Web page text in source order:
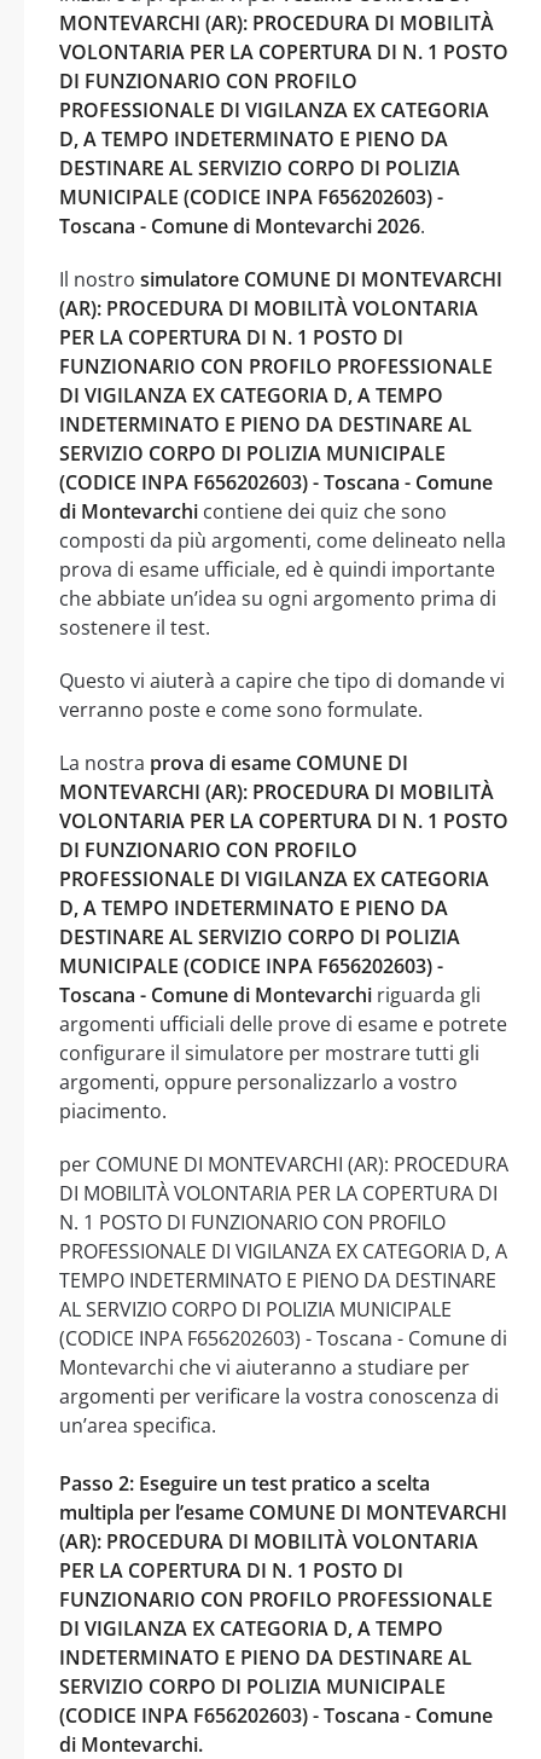
MONTEVARCHI (AR): PROCEDURA DI MOBILITÀ
VOLONTARIA PER LA COPERTURA DI N. 1 POSTO
DI FUNZIONARIO CON PROFILO
PROFESSIONALE DI VIGILANZA EX CATEGORIA
D, A TEMPO INDETERMINATO E PIENO DA
DESTINARE AL SERVIZIO CORPO DI POLIZIA
MUNICIPALE (CODICE INPA F656202603) -
Toscana - Comune di Montevarchi 2026.
Il nostro simulatore COMUNE DI MONTEVARCHI
(AR): PROCEDURA DI MOBILITÀ VOLONTARIA
PER LA COPERTURA DI N. 1 POSTO DI
FUNZIONARIO CON PROFILO PROFESSIONALE
DI VIGILANZA EX CATEGORIA D, A TEMPO
INDETERMINATO E PIENO DA DESTINARE AL
SERVIZIO CORPO DI POLIZIA MUNICIPALE
(CODICE INPA F656202603) - Toscana - Comune
di Montevarchi contiene dei quiz che sono
composti da più argomenti, come delineato nella
prova di esame ufficiale, ed è quindi importante
che abbiate un’idea su ogni argomento prima di
sostenere il test.
Questo vi aiuterà a capire che tipo di domande vi
verranno poste e come sono formulate.
La nostra prova di esame COMUNE DI
MONTEVARCHI (AR): PROCEDURA DI MOBILITÀ
VOLONTARIA PER LA COPERTURA DI N. 1 POSTO
DI FUNZIONARIO CON PROFILO
PROFESSIONALE DI VIGILANZA EX CATEGORIA
D, A TEMPO INDETERMINATO E PIENO DA
DESTINARE AL SERVIZIO CORPO DI POLIZIA
MUNICIPALE (CODICE INPA F656202603) -
Toscana - Comune di Montevarchi riguarda gli
argomenti ufficiali delle prove di esame e potrete
configurare il simulatore per mostrare tutti gli
argomenti, oppure personalizzarlo a vostro
piacimento.
per COMUNE DI MONTEVARCHI (AR): PROCEDURA
DI MOBILITÀ VOLONTARIA PER LA COPERTURA DI
N. 1 POSTO DI FUNZIONARIO CON PROFILO
PROFESSIONALE DI VIGILANZA EX CATEGORIA D, A
TEMPO INDETERMINATO E PIENO DA DESTINARE
AL SERVIZIO CORPO DI POLIZIA MUNICIPALE
(CODICE INPA F656202603) - Toscana - Comune di
Montevarchi che vi aiuteranno a studiare per
argomenti per verificare la vostra conoscenza di
un’area specifica.
Passo 2: Eseguire un test pratico a scelta
multipla per l’esame COMUNE DI MONTEVARCHI
(AR): PROCEDURA DI MOBILITÀ VOLONTARIA
PER LA COPERTURA DI N. 1 POSTO DI
FUNZIONARIO CON PROFILO PROFESSIONALE
DI VIGILANZA EX CATEGORIA D, A TEMPO
INDETERMINATO E PIENO DA DESTINARE AL
SERVIZIO CORPO DI POLIZIA MUNICIPALE
(CODICE INPA F656202603) - Toscana - Comune
di Montevarchi.